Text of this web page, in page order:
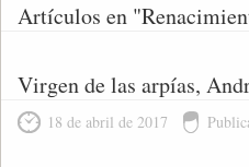
Artículos en
Virgen de las arpías,
18 de abril de 2017